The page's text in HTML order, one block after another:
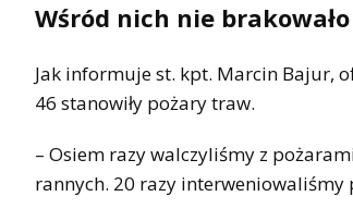
Wśród nich nie
Jak informuje st. kpt. Marcin Bajur,
46 stanowiły pożary traw.
– Osiem razy walczyliśmy z
rannych. 20 razy interweniowaliśmy